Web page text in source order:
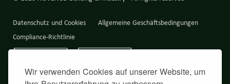
Wir verwenden Cookies auf unserer Website, um
Datenschutz und Cookies
Allgemeine Geschäftsbedingungen
Compliance-Richtlinie